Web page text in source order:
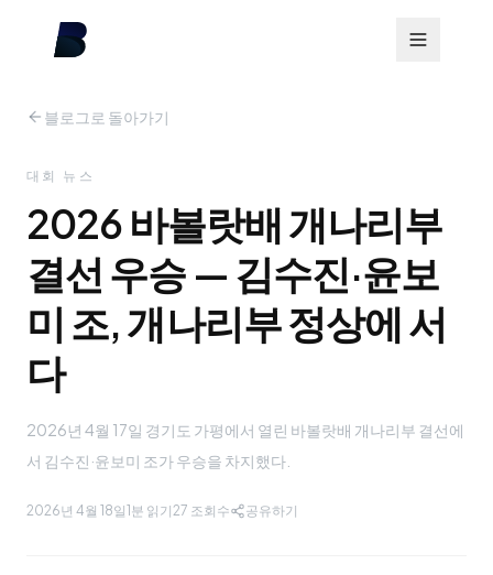
블로그로 돌아가기
대회 뉴스
2026 바볼랏배 개나리부
결선 우승 — 김수진·윤보
미 조, 개나리부 정상에 서
다
2026년 4월 17일 경기도 가평에서 열린 바볼랏배 개나리부 결선에
서 김수진·윤보미 조가 우승을 차지했다.
2026년 4월 18일1분 읽기27 조회수 공유하기